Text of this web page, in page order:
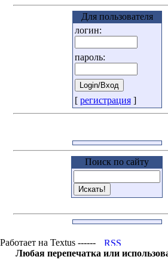
Для пользователя
логин:
пароль:
[ регистрация]
Поиск по сайту
Работает на Textus ------
Любая перепечатка или